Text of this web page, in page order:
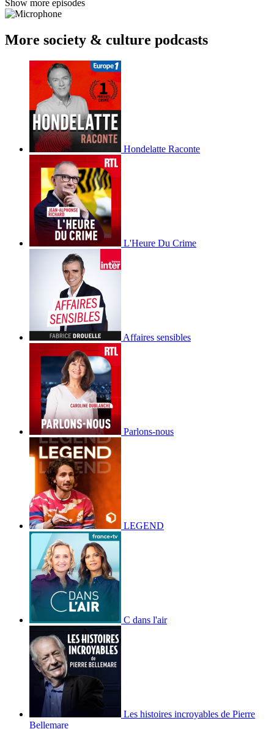
Show more episodes
More society & culture podcasts
Hondelatte Raconte
L'Heure Du Crime
Affaires sensibles
Parlons-nous
LEGEND
C dans l'air
Les histoires incroyables de Pierre
Bellemare